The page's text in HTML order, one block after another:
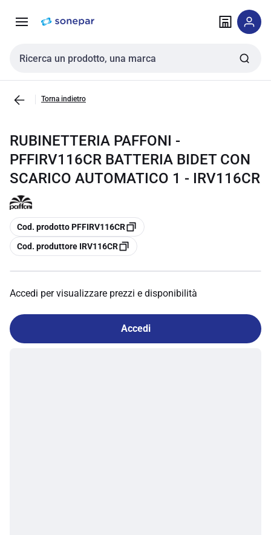
navigazione alla
Cerca input
Torna indietro
RUBINETTERIA PAFFONI -
PFFIRV116CR BATTERIA BIDET CON
SCARICO AUTOMATICO 1 - IRV116CR
copia
Cod. prodotto PFFIRV116CR
copia
Cod. produttore IRV116CR
Accedi per visualizzare prezzi e disponibilità
Accedi